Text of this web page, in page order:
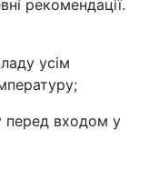
рекомендації.
усім
перед входом у